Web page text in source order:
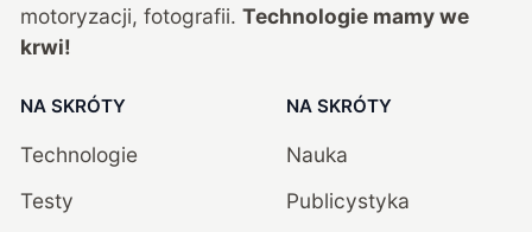
motoryzacji, fotografii. Technologie mamy we
krwi!
NA SKRÓTY
Technologie
Testy
NA SKRÓTY
Nauka
Publicystyka